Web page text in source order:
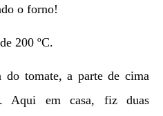
o forno!
200 ºC.
do tomate, a parte de cima
Aqui em casa, fiz duas